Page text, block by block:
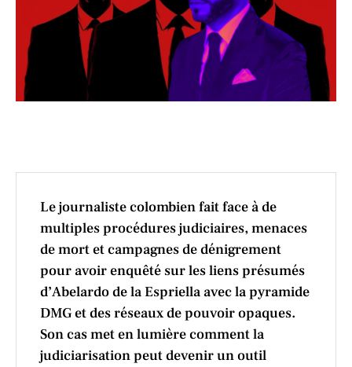
Le journaliste colombien fait face à de
multiples procédures judiciaires, menaces
de mort et campagnes de dénigrement
pour avoir enquêté sur les liens présumés
d’Abelardo de la Espriella avec la pyramide
DMG et des réseaux de pouvoir opaques.
Son cas met en lumière comment la
judiciarisation peut devenir un outil